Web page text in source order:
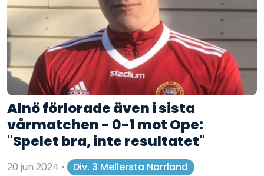
Alnö förlorade även i sista
vårmatchen - 0-1 mot Ope:
"Spelet bra, inte resultatet"
20 jun 2024 •
Div. 3 Mellersta Norrland